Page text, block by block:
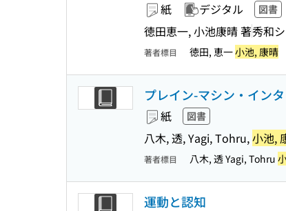
紙 デジタル 図書
徳田恵一, 小池康晴 著秀和
著者標目 徳田, 恵一小池, 康晴
プレイン-マシン・イン
紙 図書
八木, 透, Yagi, Tohru,小池,
著者標目 八木, 透 Yagi, Tohru
運動と認知